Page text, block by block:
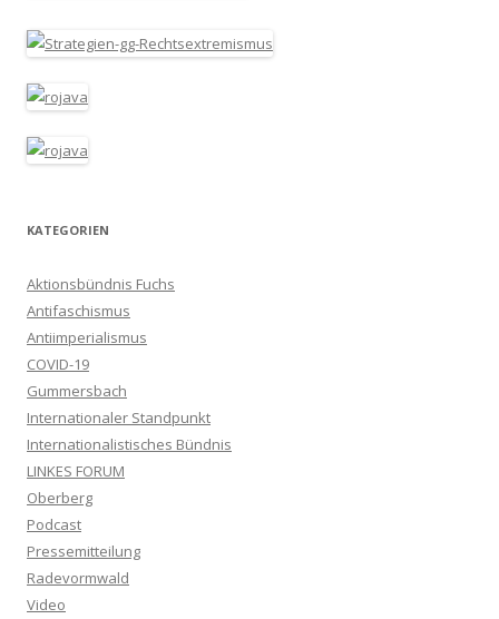
KATEGORIEN
Aktionsbündnis Fuchs
Antifaschismus
Antiimperialismus
COVID-19
Gummersbach
Internationaler Standpunkt
Internationalistisches Bündnis
LINKES FORUM
Oberberg
Podcast
Pressemitteilung
Radevormwald
Video